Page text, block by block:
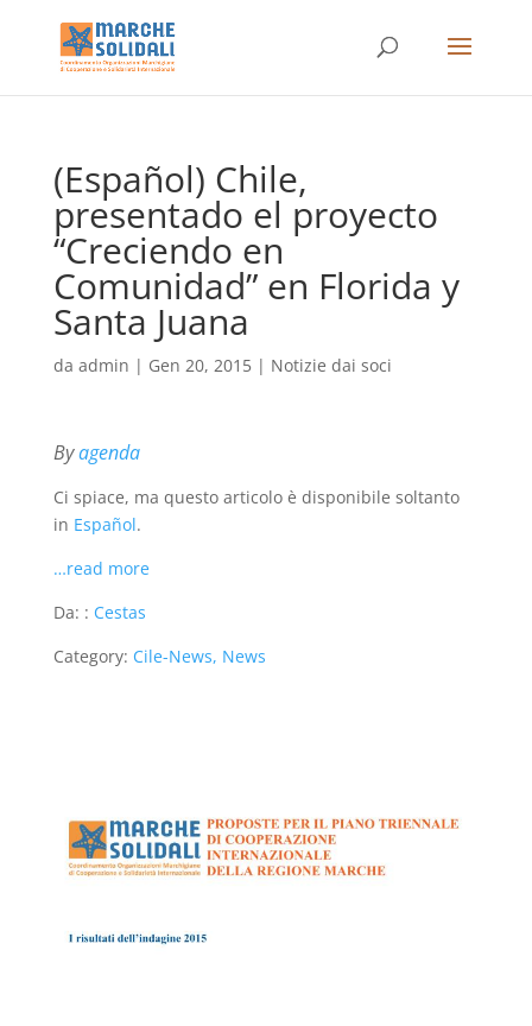
(Español) Chile,
presentado el proyecto
“Creciendo en
Comunidad” en Florida y
Santa Juana
da admin | Gen 20, 2015| Notizie dai soci
Byagenda
Ci spiace, ma questo articolo è disponibile soltanto
in Español.
…read more
Da: : Cestas
Category: Cile-News, News